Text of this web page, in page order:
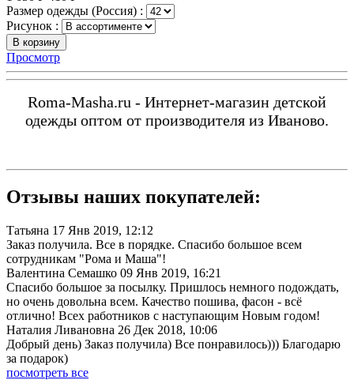
Размер одежды (Россия) :
Рисунок :
В корзину
Просмотр
Roma-Masha.ru - Интернет-магазин детской
одежды оптом от производителя из Иваново.
Отзывы наших покупателей:
Татьяна 17 Янв 2019, 12:12
Заказ получила. Все в порядке. Спасибо большое всем
сотрудникам "Рома и Маша"!
Валентина Семашко 09 Янв 2019, 16:21
Спасибо большое за посылку. Пришлось немного подождать,
но очень довольна всем. Качество пошива, фасон - всё
отлично! Всех работников с наступающим Новым годом!
Наталия Ливановна 26 Дек 2018, 10:06
Добрый день) Заказ получила) Все понравилось))) Благодарю
за подарок)
посмотреть все